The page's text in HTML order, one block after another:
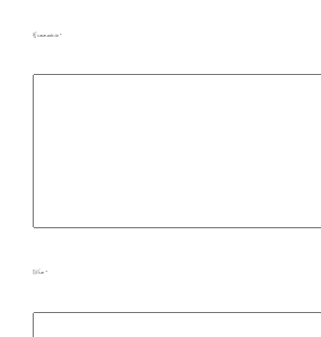
Commentaire*
Nom *